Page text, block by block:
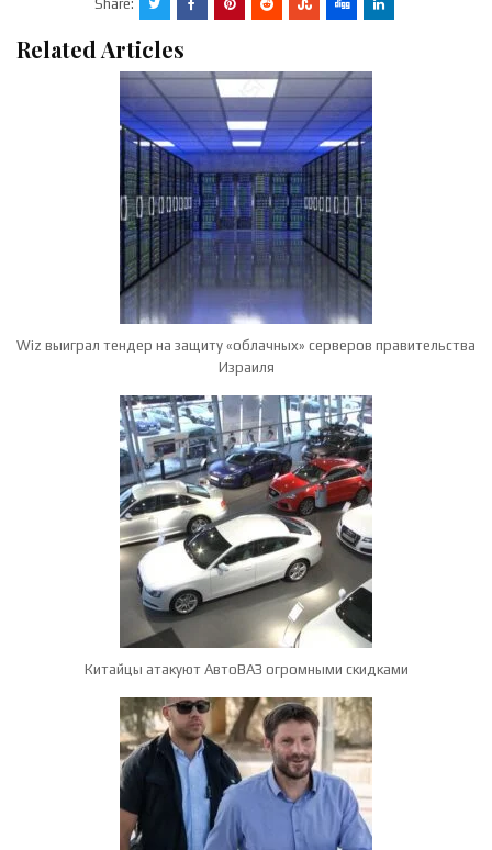
Share:
Related Articles
Wiz выиграл тендер на защиту «облачных» серверов правительства
Израиля
Китайцы атакуют АвтоВАЗ огромными скидками